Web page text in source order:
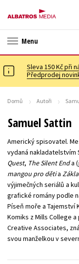
Menu
✉️ DÁRKOVÉ
Dárkové publikace
Esoterika a duchovní svět
Kuchařky
New
Populárně - naučná
Předškoláci
Společnost,
Umění a kultura
Young adult (SK)
Sleva 150 Kč při
Předprodej
Domů Autoři
Samuel Sattin
Americký spisovatel.
vydaná nakladatelstvím
Quest, The Silent Enda
mangou pro dětia
výjimečných seriálů a
grafické romány podle
Píseň moře a Tajemství
Komiks z Mills College
Creative Associates,
svou manželkou v